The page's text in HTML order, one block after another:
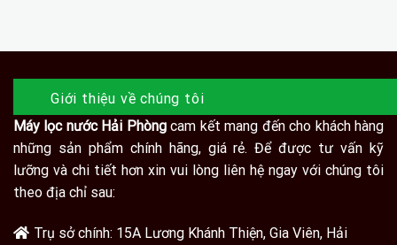
Giới thiệu về chúng tôi
Máy lọc nước Hải Phòngcam kết mang đến cho khách hàng
những sản phẩm chính hãng, giá rẻ. Để được tư vấn kỹ
lưỡng và chi tiết hơn xin vui lòng liên hệ ngay với chúng tôi
theo địa chỉ sau:
Trụ sở chính: 15A Lương Khánh Thiện, Gia Viên, Hải